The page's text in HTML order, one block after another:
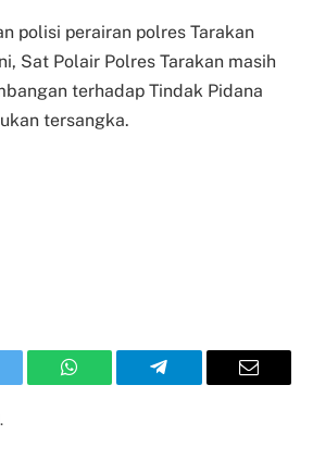
polisi perairan polres Tarakan
Sat Polair Polres Tarakan masih
terhadap Tindak Pidana
tersangka.
WhatsApp Telegram Email